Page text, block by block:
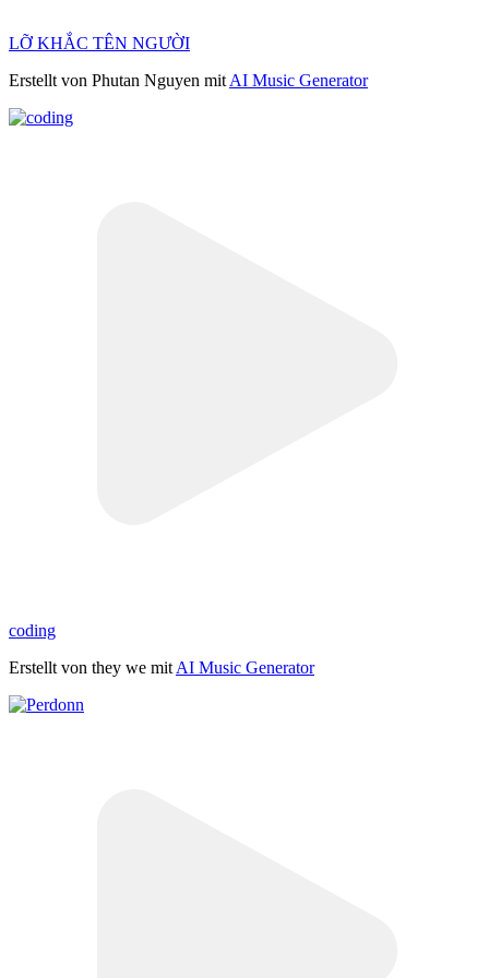
LỠ KHẮC TÊN NGƯỜI
Erstellt von Phutan Nguyen mit AI Music Generator
coding
Erstellt von they we mit AI Music Generator